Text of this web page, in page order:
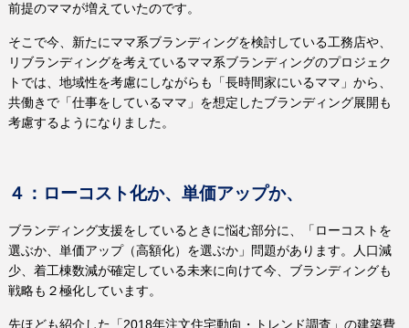
前提のママが増えていたのです。
そこで今、新たにママ系ブランディングを検討している工務店や、
リブランディングを考えているママ系ブランディングのプロジェク
トでは、地域性を考慮にしながらも「長時間家にいるママ」から、
共働きで「仕事をしているママ」を想定したブランディング展開も
考慮するようになりました。
４：ローコスト化か、単価アップか、
ブランディング支援をしているときに悩む部分に、「ローコストを
選ぶか、単価アップ（高額化）を選ぶか」問題があります。人口減
少、着工棟数減が確定している未来に向けて今、ブランディングも
戦略も２極化しています。
先ほども紹介した「2018年注文住宅動向・トレンド調査」の建築費